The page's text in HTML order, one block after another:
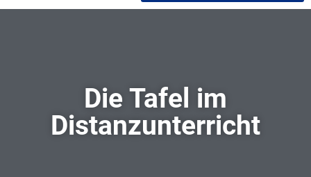
Die Tafel im
Distanzunterricht